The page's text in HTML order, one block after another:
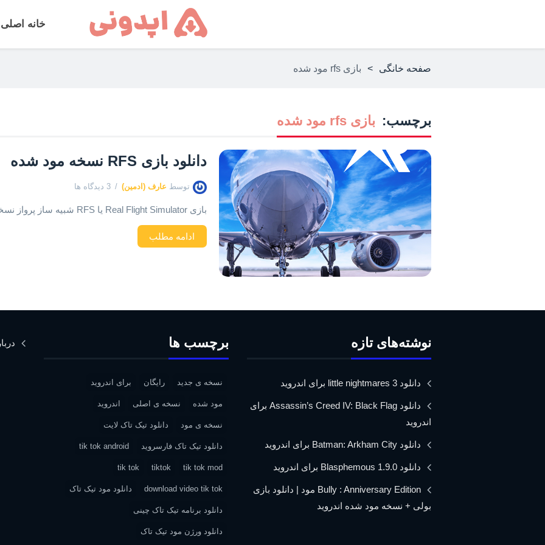
خانه اصلی
صفحه خانگی > بازی rfs مود شده
برچسب: بازی rfs مود شده
دانلود بازی RFS نسخه مود شده
توسط عارف (ادمین) 3 دیدگاه ها
بازی Real Flight Simulator یا RFS شبیه ساز پرواز نسخه ی مود شده و نهایی
ادامه مطلب
نوشته‌های تازه
دانلود little nightmares 3 برای اندروید
دانلود Assassin’s Creed IV: Black Flag برای
اندروید
دانلود Batman: Arkham City برای اندروید
دانلود Blasphemous 1.9.0 برای اندروید
Bully : Anniversary Edition مود | دانلود بازی
بولی + نسخه مود شده اندروید
برچسب ها
نسخه ی جدید رایگان برای اندروید
مود شده نسخه ی اصلی اندروید
نسخه ی مود دانلود تیک تاک لایت
دانلود تیک تاک فارسروید tik tok android
tik tok mod
tiktok
tik tok
download video tik tok دانلود مود تیک تاک
دانلود برنامه تیک تاک چینی
دانلود ورژن مود تیک تاک